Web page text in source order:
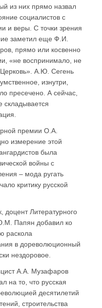
из них прямо назвал
социалистов с
и веры. С точки зрения
заметил еще Ф.И.
прямо или косвенно
«не воспринимало, не
А.Ю. Сегень
изнутри,
пресечено. А сейчас,
складывается
премии О.А.
измерение этой
была
войны с
– мода ругать
критику русской
доцент Литературного
Папян добавил ко
раскола
в дореволюционный
нездоровое.
А.А. Музафаров
на то, что русская
десятилетий
строительства